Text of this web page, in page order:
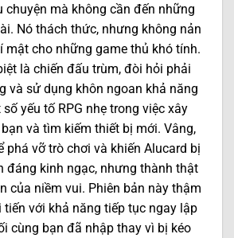
chuyện mà không cần đến những
Nó thách thức, nhưng không nản
mật cho những game thủ khó tính.
là chiến đấu trùm, đòi hỏi phải
và sử dụng khôn ngoan khả năng
yếu tố RPG nhẹ trong việc xây
và tìm kiếm thiết bị mới. Vâng,
phá vỡ trò chơi và khiến Alucard bị
đáng kinh ngạc, nhưng thành thật
của niềm vui. Phiên bản này thậm
với khả năng tiếp tục ngay lập
cùng bạn đã nhập thay vì bị kéo